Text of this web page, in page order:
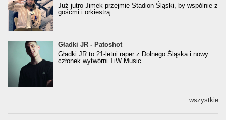
Już jutro Jimek przejmie Stadion Śląski, by wspólnie z
gośćmi i orkiestrą...
Gładki JR - Patoshot
Gładki JR - Patoshot
Gładki JR to 21-letni raper z Dolnego Śląska i nowy
członek wytwórni TiW Music...
wszystkie